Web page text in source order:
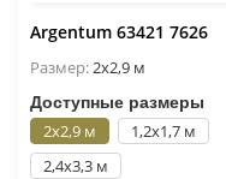
Argentum 63421 7626
Размер:2x2,9 м
Доступные размеры
2x2,9 м
1,2x1,7 м
2,4x3,3 м